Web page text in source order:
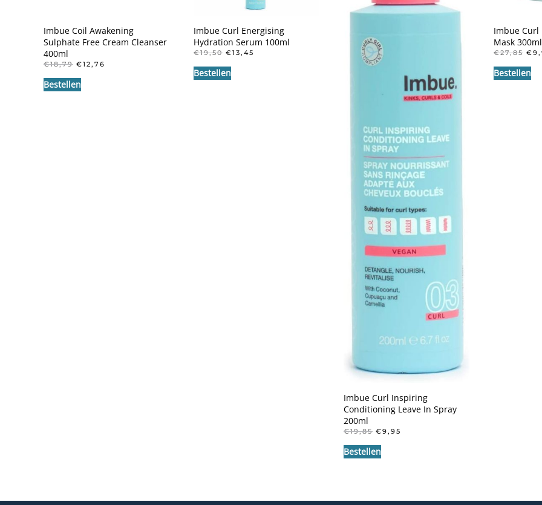
Imbue Coil Awakening
Sulphate Free Cream Cleanser
400ml
€18,79 OORSPRONKELIJKE
WAS:
€18,79.
€12,76
Bestellen
Imbue Curl Energising
Hydration Serum 100ml
€19,50 OORSPRONKELIJKE
WAS:
€19,50.
€13,45
Bestellen
Imbue Curl Inspiring
Conditioning Leave In Spray
200ml
€19,85 OORSPRONKELIJKE
WAS:
€19,85.
€9,95
Bestellen
Imbue Curl
Mask 300ml
€27,85 €
Bestellen